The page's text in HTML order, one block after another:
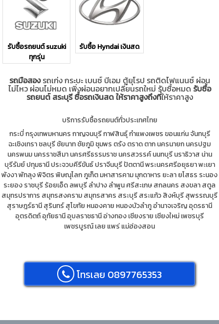
รับซื้อรถยนต์ suzuki
ทุกรุ่น
รับซื้อ Hyndai เงินสด
รถมือสองรถเก่ง กระบะ เบนซ์ บีเอม ตู้ยุโรป รถติดไฟแนนซ์ ผ่อน
ไม่ไหว ผ่อนไม่หมด เพิ่งผ่อนอยากเปลี่ยนรถใหม่ รับซื้อหมด รับซื้อ
รถยนต์ สระบุรี ซื้อรถเงินสด ให้ราคาสูงถึงที่ให้ราคาสูง
บริการรับซื้อรถยนต์ทั่วประเทศไทย
กระบี่กรุงเทพมหานครกาญจนบุรีกาฬสินธุ์กำแพงเพชร ขอนแก่น จันทบุรี
ฉะเชิงเทราชลบุรีชัยนาทชัยภูมิชุมพร ตรังตราดตากนครนายกนครปฐม
นครพนม นครราชสีมา นครศรีธรรมราช นครสวรรค์ นนทบุรี นราธิวาส น่าน
บุรีรัมย์ ปทุมธานี ประจวบคีรีขันธ์ ปราจีนบุรี ปัตตานีพระนครศรีอยุธยาพะเยา
พังงาพัทลุงพิจิตรพิษณุโลกภูเก็ตมหาสารคามมุกดาหาร ยะลายโสธร ระนอง
ระยองราชบุรีร้อยเอ็ดลพบุรีลำปางลำพูนศรีสะเกษสกลนคร สงขลาสตูล
สมุทรปราการ สมุทรสงครามสมุทรสาคร สระบุรีสระแก้วสิงห์บุรีสุพรรณบุรี
สุราษฎร์ธานีสุรินทร์สุโขทัย หนองคาย หนองบัวลำภูอำนาจเจริญอุดรธานี
อุตรดิตถ์อุทัยธานีอุบลราชธานีอ่างทองเชียงราย เชียงใหม่เพชรบุรี
เพชรบูรณ์เลย แพร่แม่ฮ่องสอน
โทรเลย 0897765353